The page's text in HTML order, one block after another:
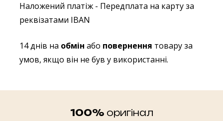
Наложений платіж - Передплата на карту за
реквізатами IBAN
14 днів на обмін або повернення товару за
умов, якщо він не був у використанні.
100%оригінал